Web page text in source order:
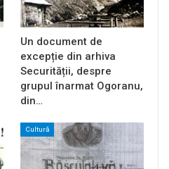
Un document de
excepție din arhiva
Securității, despre
grupul înarmat Ogoranu,
din…
Cultură